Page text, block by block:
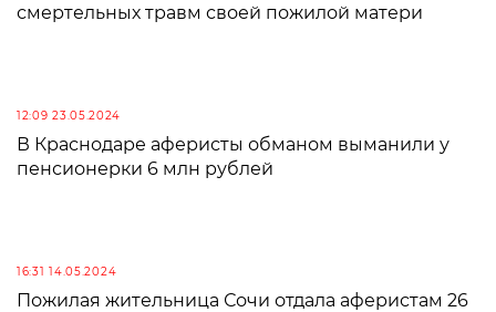
смертельных травм своей пожилой матери
12:09 23.05.2024
В Краснодаре аферисты обманом выманили у
пенсионерки 6 млн рублей
16:31 14.05.2024
Пожилая жительница Сочи отдала аферистам 26